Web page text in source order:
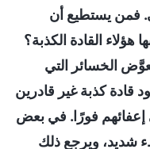
فمن يستطيع أن
هؤلاء القادة الكذبة؟
الخسائر التي
قادة كذبة غير قادرين
إعفائهم فورًا. في بعض
شديد، ويرجع ذلك